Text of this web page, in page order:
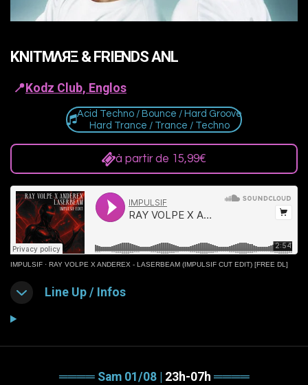
KNITMΛЯΞ & FRIENDS ANL
📍Kodz Club, Englos
Acid Techno / Bounce / Hard Groove
Hard Trance / Trance / Techno
à partir de 15,99€
IMPULSIF · RAY VOLPE X ANDEREX - LASERBEAM (IMPULSIF CUT EDIT) [FREE DL]
Line Up / Infos
════ Sam 01/08| 23h-07h ════